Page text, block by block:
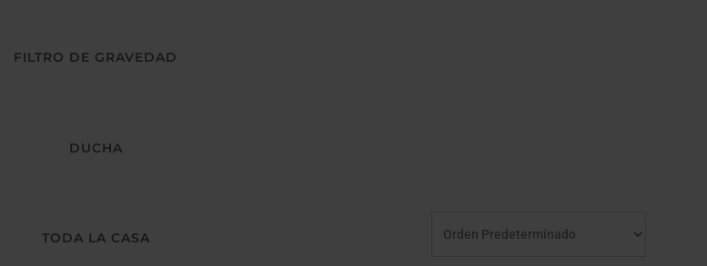
FILTRO DE GRAVEDAD
DUCHA
TODA LA CASA